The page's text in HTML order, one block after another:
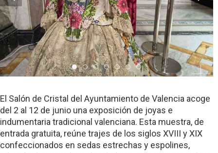
Item 0
Item 1
Item 2
Item 3
Item 4
Item 5
Item 6
El Salón de Cristal del Ayuntamiento de Valencia acoge
del 2 al 12 de junio una exposición de joyas e
indumentaria tradicional valenciana. Esta muestra, de
entrada gratuita, reúne trajes de los siglos XVIII y XIX
confeccionados en sedas estrechas y espolines,